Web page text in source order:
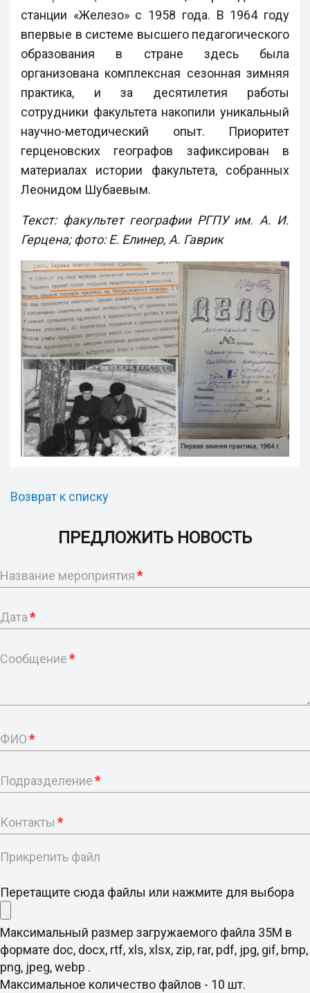
станции «Железо» с 1958 года. В 1964 году
впервые в системе высшего педагогического
образования в стране здесь была
организована комплексная сезонная зимняя
практика, и за десятилетия работы
сотрудники факультета накопили уникальный
научно-методический опыт. Приоритет
герценовских географов зафиксирован в
материалах истории факультета, собранных
Леонидом Шубаевым.
Текст: факультет географии РГПУ им. А. И.
Герцена; фото: Е. Елинер, А. Гаврик
Возврат к списку
ПРЕДЛОЖИТЬ НОВОСТЬ
Название мероприятия*
Дата*
Сообщение*
ФИО*
Подразделение*
Контакты *
Прикрепить файл
Перетащите сюда файлы или нажмите для выбора
Максимальный размер загружаемого файла 35M в
формате doc, docx, rtf, xls, xlsx, zip, rar, pdf, jpg, gif, bmp,
png, jpeg, webp .
Максимальное количество файлов - 10 шт.